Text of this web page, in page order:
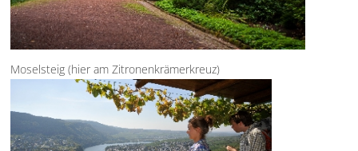
Moselsteig (hier am Zitronenkrämerkreuz)